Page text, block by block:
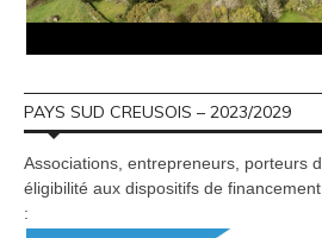
PAYS SUD CREUSOIS – 2023/2029
Associations, entrepreneurs, porteurs
éligibilité aux dispositifs de
: